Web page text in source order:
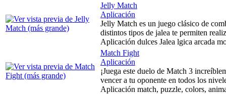
Jelly Match
Aplicación
Jelly Match es un juego clásico de
distintos tipos de jalea te permiten
Aplicación dulces Jalea lgica arcada
Match Fight
Aplicación
¡Juega este duelo de Match 3
vencer a tu oponente en todos los
Aplicación match, puzzle, colors,